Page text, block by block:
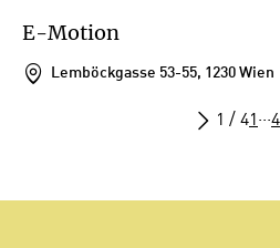
E-Motion
Lemböckgasse 53-55, 1230 Wien
1 / 41 ···4